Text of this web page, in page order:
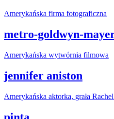
Amerykańska firma fotograficzna
metro-goldwyn-
Amerykańska wytwórnia filmowa
jennifer aniston
Amerykańska aktorka, grała